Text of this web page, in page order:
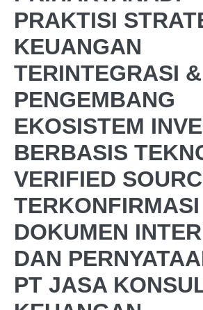
PRAKTISI
KEUANGAN
TERINTEGRASI &
PENGEMBANG
EKOSISTEM
BERBASIS
VERIFIED
DOKUMEN
DAN
PT JASA